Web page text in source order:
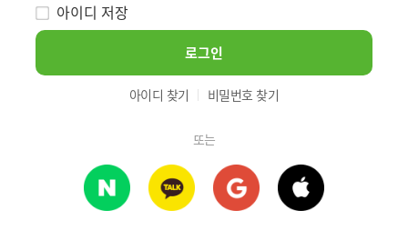
아이디 저장
로그인
아이디 찾기 비밀번호 찾기
또는